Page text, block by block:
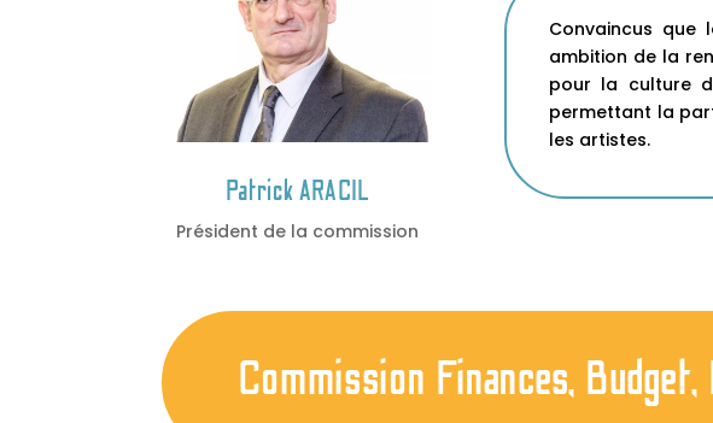
Patrick ARACIL
Président de la commission
Convaincus
ambition de la
pour la culture
permettant la
les artistes.
Commission Finances,